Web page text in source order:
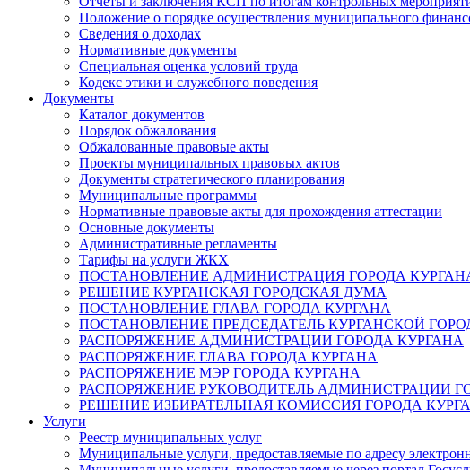
Положение о порядке осуществления муниципального
Сведения о доходах
Нормативные документы
Специальная оценка условий труда
Кодекс этики и служебного поведения
Документы
Каталог документов
Порядок обжалования
Обжалованные правовые акты
Проекты муниципальных правовых актов
Документы стратегического планирования
Муниципальные программы
Нормативные правовые акты для прохождения аттестации
Основные документы
Административные регламенты
Тарифы на услуги ЖКХ
ПОСТАНОВЛЕНИЕ АДМИНИСТРАЦИЯ ГОРОДА
РЕШЕНИЕ КУРГАНСКАЯ ГОРОДСКАЯ ДУМА
ПОСТАНОВЛЕНИЕ ГЛАВА ГОРОДА КУРГАНА
ПОСТАНОВЛЕНИЕ ПРЕДСЕДАТЕЛЬ КУРГАНСКОЙ
РАСПОРЯЖЕНИЕ АДМИНИСТРАЦИИ ГОРОДА КУРГАНА
РАСПОРЯЖЕНИЕ ГЛАВА ГОРОДА КУРГАНА
РАСПОРЯЖЕНИЕ МЭР ГОРОДА КУРГАНА
РАСПОРЯЖЕНИЕ РУКОВОДИТЕЛЬ АДМИНИСТРАЦИИ
РЕШЕНИЕ ИЗБИРАТЕЛЬНАЯ КОМИССИЯ ГОРОДА
Услуги
Реестр муниципальных услуг
Муниципальные услуги, предоставляемые по адресу